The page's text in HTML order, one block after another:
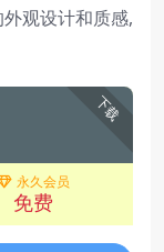
观设计和质感,
下载
永久会员
免费